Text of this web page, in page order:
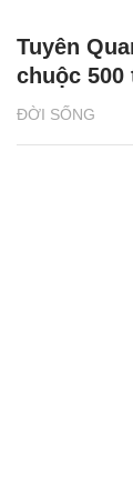
ĐỜI SỐNG
Tuyên
chuộc 500